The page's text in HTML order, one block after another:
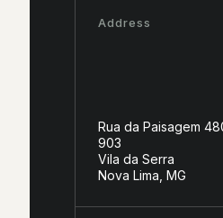
Address
Rua da Paisagem
903
Vila da Serra
Nova Lima, MG